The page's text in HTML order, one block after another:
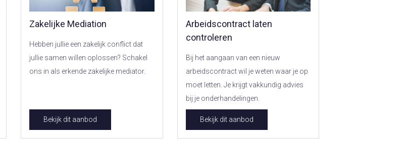
Zakelijke Mediation
Hebben jullie een zakelijk conflict dat
jullie samen willen oplossen? Schakel
ons in als erkende zakelijke mediator.
Bekijk dit aanbod
Arbeidscontract laten
controleren
Bij het aangaan van een nieuw
arbeidscontract wil je weten waar je op
moet letten. Je krijgt vakkundig advies
bij je onderhandelingen.
Bekijk dit aanbod